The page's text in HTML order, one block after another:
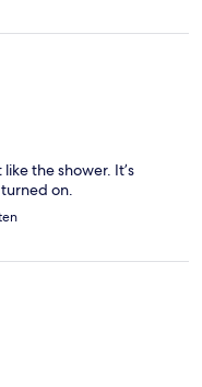
the shower. It’s
on.